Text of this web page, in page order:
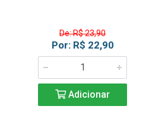
De: R$ 23,90
Por: R$ 22,90
Adicionar